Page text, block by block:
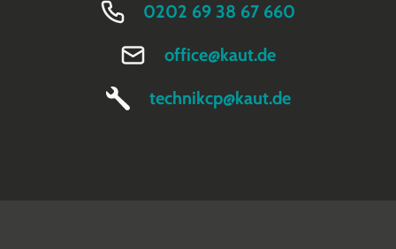
0202 69 38 67 660
office@kaut.de
technikcp@kaut.de